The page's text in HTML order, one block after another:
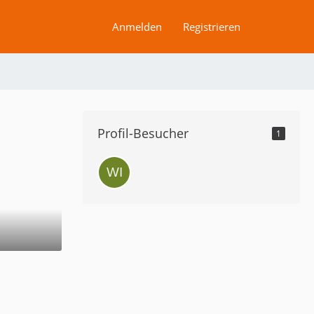
Anmelden Registrieren
Profil-Besucher 1